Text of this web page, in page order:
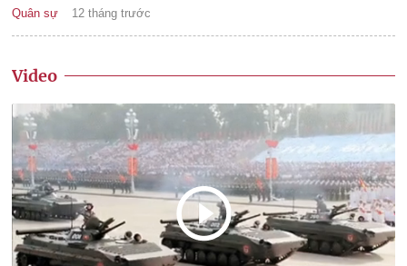
Quân sự 12 tháng trước
Video